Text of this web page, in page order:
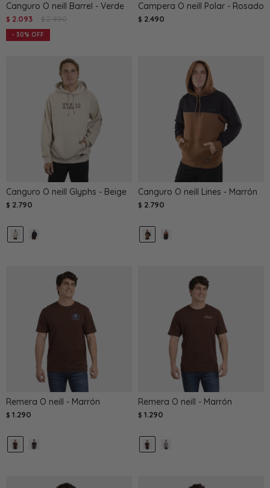
Canguro O neill Barrel - Verde
$ 2.093 $ 2.990
30
Campera O neill Polar - Rosado
$ 2.490
Canguro O neill Glyphs - Beige
$ 2.790
Canguro O neill Lines - Marrón
$ 2.790
Remera O neill - Marrón
$ 1.290
Remera O neill - Marrón
$ 1.290